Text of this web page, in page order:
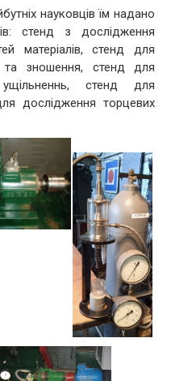
науковців їм надано
стенд з дослідження
матеріалів, стенд для
та зношення, стенд для
стенд для
дослідження торцевих